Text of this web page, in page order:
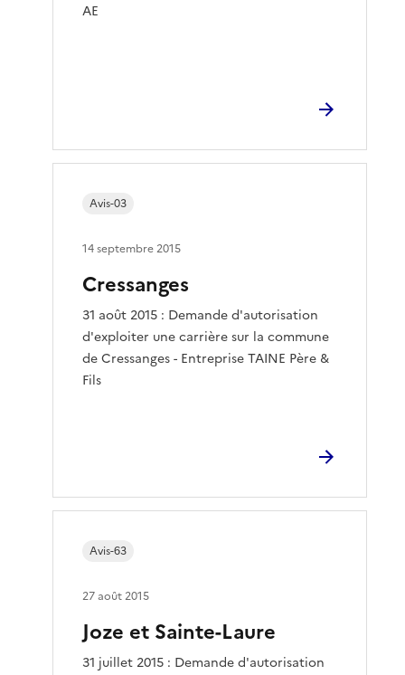
AE
Cressanges
31 août 2015 : Demande d'autorisation
d'exploiter une carrière sur la commune
de Cressanges - Entreprise TAINE Père &
Fils
Avis-03
14 septembre 2015
Joze et Sainte-Laure
31 juillet 2015 : Demande d'autorisation
Avis-63
27 août 2015